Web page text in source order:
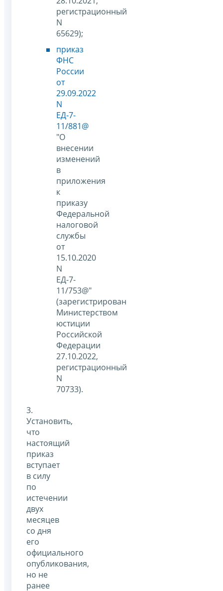
регистрационный
N
65629);
приказ
ФНС
России
от
29.09.2022
N
ЕД-7-
11/881@
"О
внесении
изменений
в
приложения
к
приказу
Федеральной
налоговой
службы
от
15.10.2020
N
ЕД-7-
11/753@"
(зарегистрирован
Министерством
юстиции
Российской
Федерации
27.10.2022,
регистрационный
N
70733).
3.
Установить,
что
настоящий
приказ
вступает
в силу
по
истечении
двух
месяцев
со дня
его
официального
опубликования,
но не
ранее